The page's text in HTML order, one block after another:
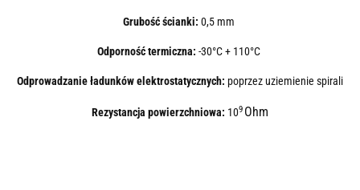
Grubość ścianki: 0,5 mm
Odporność termiczna: -30°C + 110°C
Odprowadzanie ładunków elektrostatycznych: poprzez uziemienie spirali
Rezystancja powierzchniowa: 109 Ohm